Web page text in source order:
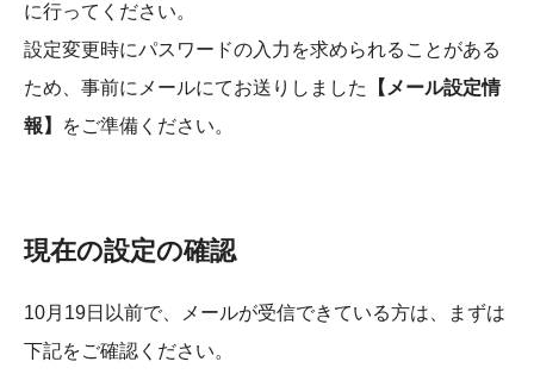
に行ってください。
設定変更時にパスワードの入力を求められることがある
ため、事前にメールにてお送りしました
【メール設定情
報】
をご準備ください。
現在の設定の確認
10月19日以前で、メールが受信できている方は、まずは
下記をご確認ください。